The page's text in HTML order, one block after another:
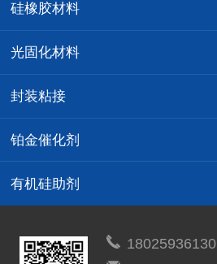
硅橡胶材料
光固化材料
封装粘接
铂金催化剂
有机硅助剂
18025936130